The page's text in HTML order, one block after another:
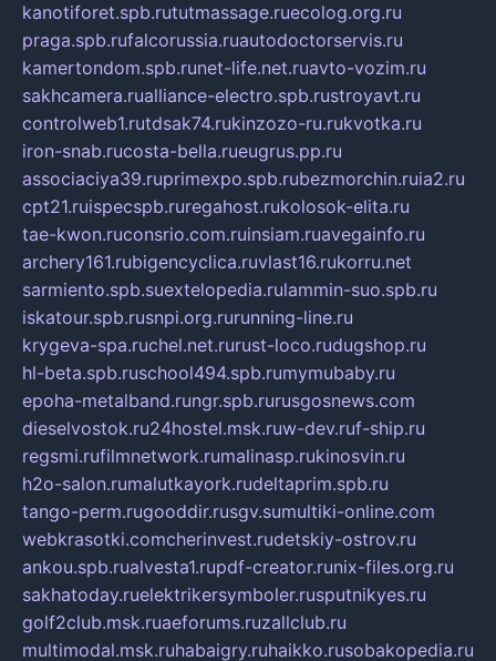
kanotiforet.spb.rututmassage.ruecolog.org.ru
praga.spb.rufalcorussia.ruautodoctorservis.ru
kamertondom.spb.runet-life.net.ruavto-vozim.ru
sakhcamera.rualliance-electro.spb.rustroyavt.ru
controlweb1.rutdsak74.rukinzozo-ru.rukvotka.ru
iron-snab.rucosta-bella.rueugrus.pp.ru
associaciya39.ruprimexpo.spb.rubezmorchin.ruia2.ru
cpt21.ruispecspb.ruregahost.rukolosok-elita.ru
tae-kwon.ruconsrio.com.ruinsiam.ruavegainfo.ru
archery161.rubigencyclica.ruvlast16.rukorru.net
sarmiento.spb.suextelopedia.rulammin-suo.spb.ru
iskatour.spb.rusnpi.org.rurunning-line.ru
krygeva-spa.ruchel.net.rurust-loco.rudugshop.ru
hl-beta.spb.ruschool494.spb.rumymubaby.ru
epoha-metalband.rungr.spb.rurusgosnews.com
dieselvostok.ru24hostel.msk.ruw-dev.ruf-ship.ru
regsmi.rufilmnetwork.rumalinasp.rukinosvin.ru
h2o-salon.rumalutkayork.rudeltaprim.spb.ru
tango-perm.rugooddir.rusgv.sumultiki-online.com
webkrasotki.comcherinvest.rudetskiy-ostrov.ru
ankou.spb.rualvesta1.rupdf-creator.runix-files.org.ru
sakhatoday.ruelektrikersymboler.rusputnikyes.ru
golf2club.msk.ruaeforums.ruzallclub.ru
multimodal.msk.ruhabaigry.ruhaikko.rusobakopedia.ru